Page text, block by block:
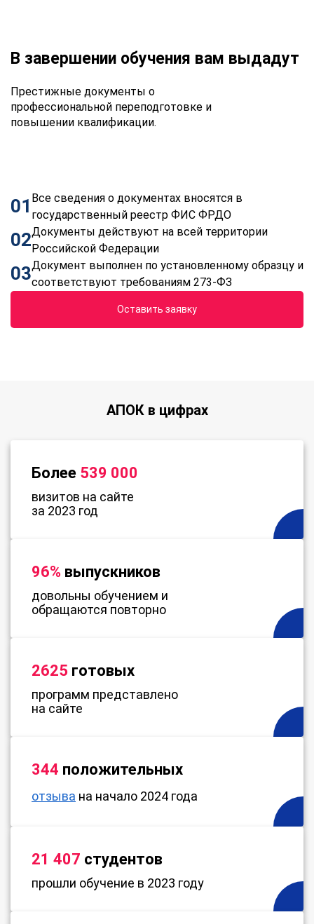
В завершении обучения вам выдадут
Престижные документы о
профессиональной переподготовке и
повышении квалификации.
01 Все сведения о документах вносятся в
государственный реестр ФИС ФРДО
02Документы действуют на всей территории
Российской Федерации
03Документ выполнен по установленному образцу и
соответствуют требованиям 273-ФЗ
Оставить заявку
АПОК в цифрах
Более 539 000
визитов на сайте
за 2023 год
96% выпускников
довольны обучением и
обращаются повторно
2625 готовых
программ представлено
на сайте
344 положительных
отзыва на начало 2024 года
21 407 студентов
прошли обучение в 2023 году